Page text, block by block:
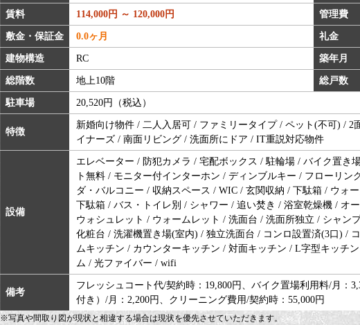
賃料 114,000円 ～ 120,000円 管理費
敷金・保証金 0.0ヶ月 礼金
建物構造 RC 築年月
総階数 地上10階 総戸数
駐車場 20,520円（税込）
特徴
新婚向け物件 / 二人入居可 / ファミリータイプ / ペット(不可) / 2
イナーズ / 南面リビング / 洗面所にドア / IT重説対応物件
設備
エレベーター / 防犯カメラ / 宅配ボックス / 駐輪場 / バイク置き
ト無料 / モニター付インターホン / ディンブルキー / フローリン
ダ・バルコニー / 収納スペース / WIC / 玄関収納 / 下駄箱 / ウォ
下駄箱 / バス・トイレ別 / シャワー / 追い焚き / 浴室乾燥機 / オ
ウォシュレット / ウォームレット / 洗面台 / 洗面所独立 / シャン
化粧台 / 洗濯機置き場(室内) / 独立洗面台 / コンロ設置済(3口) /
ムキッチン / カウンターキッチン / 対面キッチン / L字型キッチ
ム / 光ファイバー / wifi
備考
フレッシュコート代/契約時：19,800円、バイク置場利用料/月：
付き）/月：2,200円、クリーニング費用/契約時：55,000円
※写真や間取り図が現状と相違する場合は現状を優先させていただきます。